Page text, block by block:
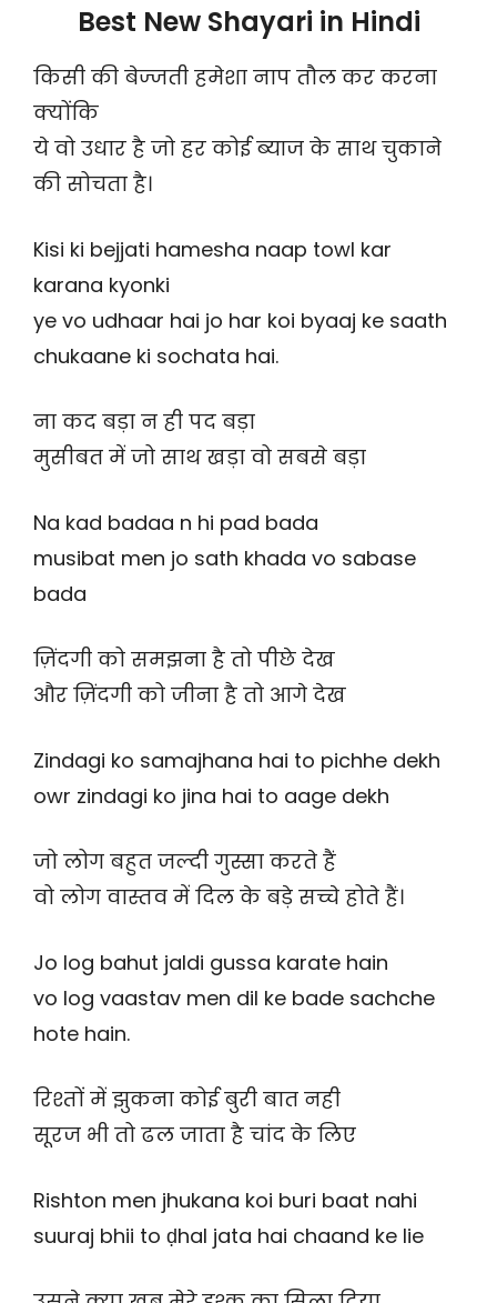
Best New Shayari in Hindi
किसी की बेज्जती हमेशा नाप तौल कर करना
क्योंकि
ये वो उधार है जो हर कोई ब्याज के साथ चुकाने
की सोचता है।
Kisi ki bejjati hamesha naap towl kar
karana kyonki
ye vo udhaar hai jo har koi byaaj ke saath
chukaane ki sochata hai.
ना कद बड़ा न ही पद बड़ा
मुसीबत में जो साथ खड़ा वो सबसे बड़ा
Na kad badaa n hi pad bada
musibat men jo sath khada vo sabase
bada
ज़िंदगी को समझना है तो पीछे देख
और ज़िंदगी को जीना है तो आगे देख
Zindagi ko samajhana hai to pichhe dekh
owr zindagi ko jina hai to aage dekh
जो लोग बहुत जल्दी गुस्सा करते हैं
वो लोग वास्तव में दिल के बड़े सच्चे होते हैं।
Jo log bahut jaldi gussa karate hain
vo log vaastav men dil ke bade sachche
hote hain.
रिश्तों में झुकना कोई बुरी बात नही
सूरज भी तो ढल जाता है चांद के लिए
Rishton men jhukana koi buri baat nahi
suuraj bhii to ḍhal jata hai chaand ke lie